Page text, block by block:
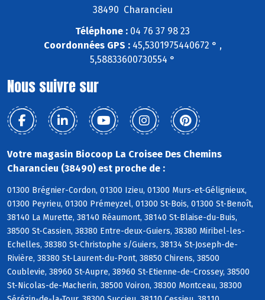
38490 Charancieu
Téléphone : 04 76 37 98 23
Coordonnées GPS :45,5301975440672 ° ,
5,58833600730554 °
Nous suivre sur
Votre magasin Biocoop La Croisee Des Chemins
Charancieu (38490) est proche de :
01300 Brégnier-Cordon, 01300 Izieu, 01300 Murs-et-Gélignieux,
01300 Peyrieu, 01300 Prémeyzel, 01300 St-Bois, 01300 St-Benoît,
38140 La Murette, 38140 Réaumont, 38140 St-Blaise-du-Buis,
38500 St-Cassien, 38380 Entre-deux-Guiers, 38380 Miribel-les-
Echelles, 38380 St-Christophe s/Guiers, 38134 St-Joseph-de-
Rivière, 38380 St-Laurent-du-Pont, 38850 Chirens, 38500
Coublevie, 38960 St-Aupre, 38960 St-Etienne-de-Crossey, 38500
St-Nicolas-de-Macherin, 38500 Voiron, 38300 Montceau, 38300